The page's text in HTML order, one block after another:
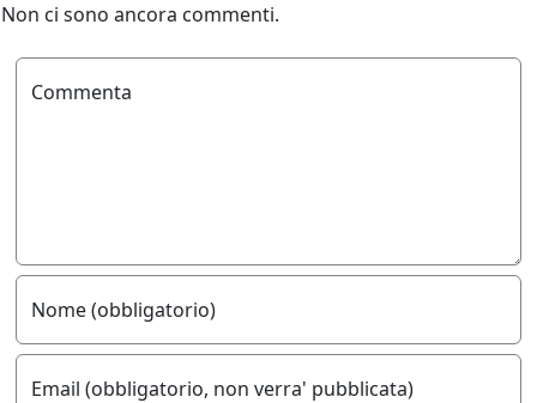
Non ci sono ancora commenti.
Commenta
Nome (obbligatorio)
Email (obbligatorio, non verra' pubblicata)